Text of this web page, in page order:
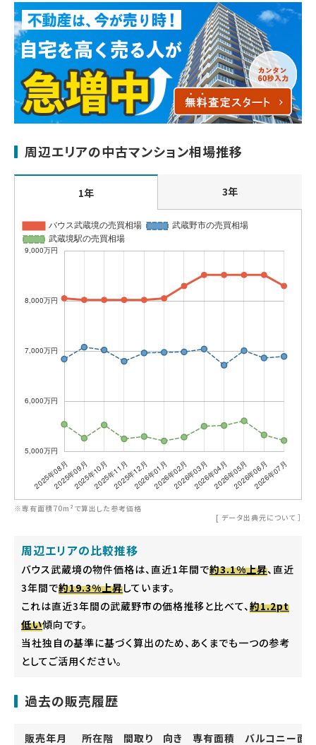
周辺エリアの中古マンション相場推移
1年 3年
※専有面積70m²で算出した参考価格
[ データ出典元について ］
周辺エリアの比較推移
バウス武蔵境の物件価格は、直近1年間で約3.1%上昇、直近
3年間で約19.3%上昇しています。
これは直近3年間の武蔵野市の価格推移と比べて、約1.2pt
低い傾向です。
当社独自の基準に基づく算出のため、あくまでも一つの参考
としてご活用ください。
過去の販売履歴
販売年月 所在階 間取り 向き 専有面積 バルコニー面